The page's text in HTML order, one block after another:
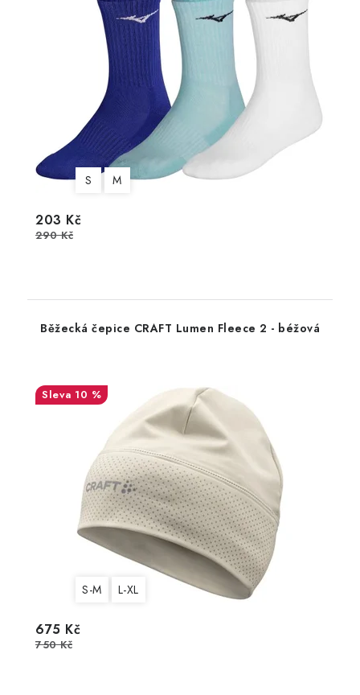
S M
203 Kč
290 Kč
Běžecká čepice CRAFT Lumen Fleece 2 - béžová
10 %
S-M L-XL
675 Kč
750 Kč